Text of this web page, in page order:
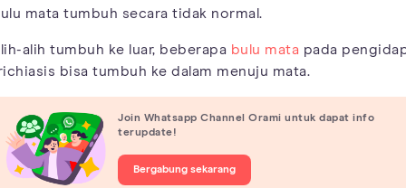
mata tumbuh secara tidak normal.
alih tumbuh ke luar, beberapa bulu mata pada
bisa tumbuh ke dalam menuju mata.
Join Whatsapp Channel Orami untuk dapat info
terupdate!
Bergabung sekarang